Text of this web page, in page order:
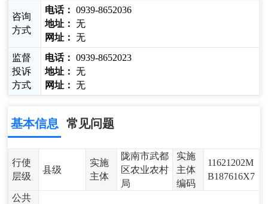
咨询
方式
电话： 0939-8652036
地址： 无
网址： 无
监督
投诉
方式
电话： 0939-8652023
地址： 无
网址： 无
基本信息 常见问题
行使
层级
县级
实施
主体
陇南市武都
区农业农村
局
实施
主体
编码
11621202M
B187616X7
公共